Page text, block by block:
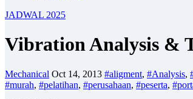
JADWAL 2025
Vibration Analysis &
Mechanical Oct 14, 2013 #aligment, #Analysis,
#murah, #pelatihan, #perusahaan, #peserta,